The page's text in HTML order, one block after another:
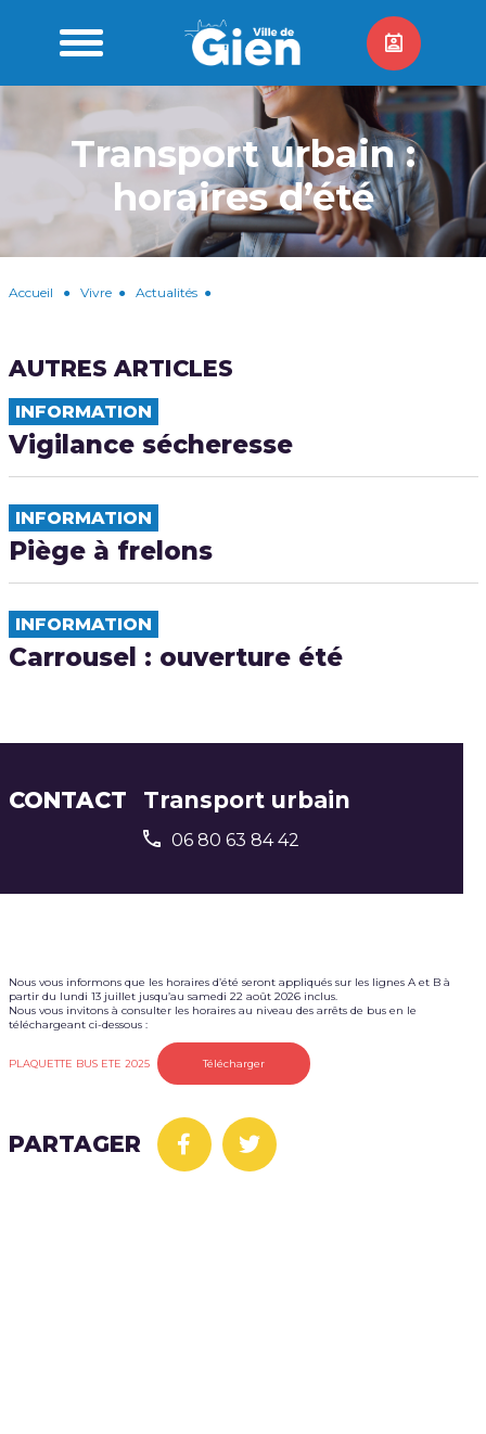
Transport urbain :
horaires d’été
Accueil ● Vivre ● Actualités ●
AUTRES ARTICLES
INFORMATION
Vigilance sécheresse
INFORMATION
Piège à frelons
INFORMATION
Carrousel : ouverture été
CONTACT Transport urbain
06 80 63 84 42
Nous vous informons que les horaires d’été seront appliqués sur les lignes A et B à
partir du lundi 13 juillet jusqu’au samedi 22 août 2026 inclus.
Nous vous invitons à consulter les horaires au niveau des arrêts de bus en le
téléchargeant ci-dessous :
PLAQUETTE BUS ETE 2025 Télécharger
PARTAGER